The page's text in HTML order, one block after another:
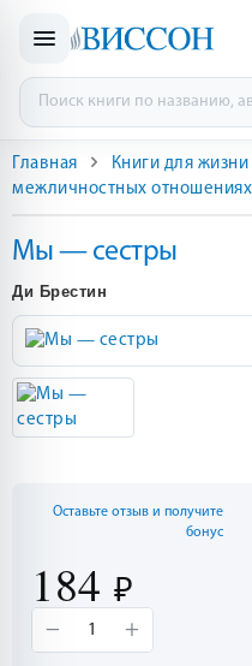
Главная Книги для
межличностных отношениях
Мы — сестры
Ди Брестин
Оставьте отзыв и получите
бонус
184 ₽
− 1 +